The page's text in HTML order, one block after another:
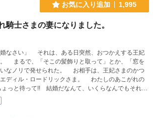
お気に入り追加 1,995
騎士さまの妻になりました。
、おつかえする王妃
まるで、「そこの髪飾りと取って」とか、「窓を
なノリで発せられた。 お相手は、王妃さまのかつ
ディル・ロードリックさま。 わたしのあこがれの
っと待って!! 結婚だなんて、いくらなんでもそれは
人で暮らしなさい。これ